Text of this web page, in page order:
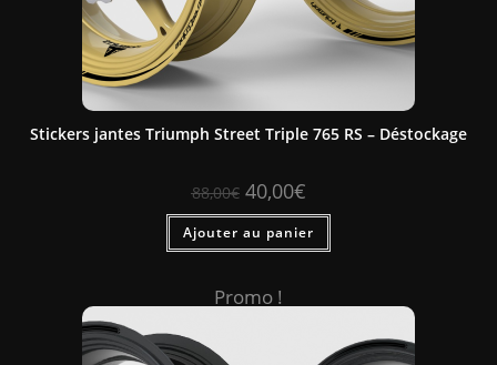
Stickers jantes Triumph Street Triple 765 RS – Déstockage
88,00€ 40,00€
Ajouter au panier
Promo !